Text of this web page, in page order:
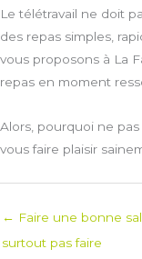
Le télétravail ne doit
des repas simples,
vous proposons à La
repas en moment
Alors, pourquoi ne
vous faire plaisir
← Faire une bonne
surtout pas faire